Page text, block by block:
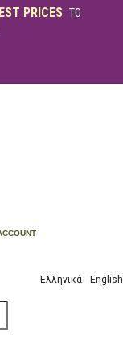
PRICES TO
Ελληνικά English